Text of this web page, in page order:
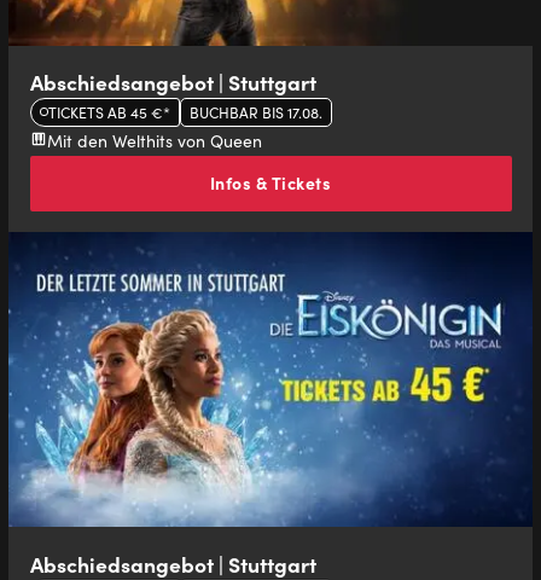
Abschiedsangebot | Stuttgart
TICKETS AB 45 €* BUCHBAR BIS 17.08.
Mit den Welthits von Queen
Infos & Tickets
Abschiedsangebot | Stuttgart